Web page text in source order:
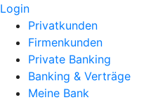
Login
Privatkunden
Firmenkunden
Private Banking
Banking & Verträge
Meine Bank